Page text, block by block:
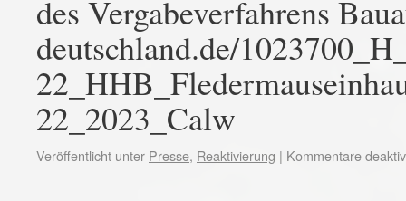
des Vergabeverfahrens
deutschland.de/
22_2023_Calw
Veröffentlicht unter Presse, Reaktivierung | Kommentare